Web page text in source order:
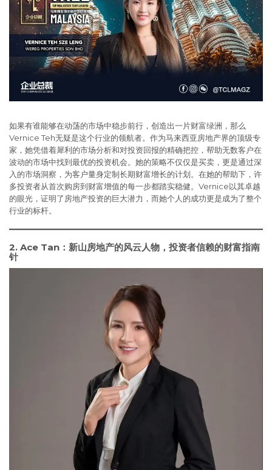
如果有谁能够在动荡的市场中稳步前行，创造出一片财富绿洲，那么
Vernice Teh无疑是这个行业的领航者。作为马来西亚房地产界的顶级专
家，她凭借着犀利的市场分析和对投资回报的精确把控，帮助无数客户在
波动的市场中找到最优的投资机会。她的策略不仅仅是买卖，更是通过深
入的市场洞察，为客户量身定制长期财富增长的计划。在她的帮助下，许
多投资者从首次购房到财富增值的每一步都踏实稳健。Vernice以其卓越
的眼光，证明了房地产投资的巨大潜力，而她个人的成功更是成为了整个
行业的标杆。
2. Ace Tan：新山房地产的风云人物，投资者信赖的财富指南
针